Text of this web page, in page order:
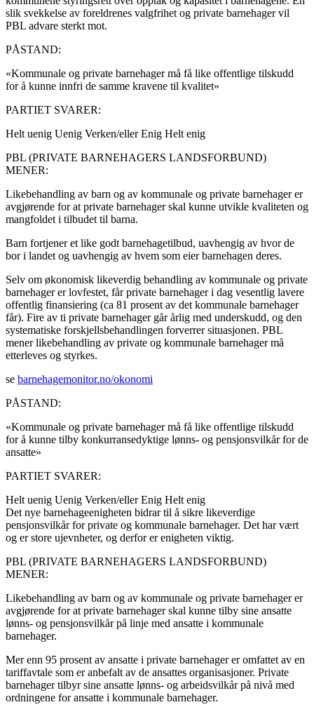
slik svekkelse av foreldrenes valgfrihet og private barnehager vil
PBL advare sterkt mot.
PÅSTAND:
«Kommunale og private barnehager må få like offentlige tilskudd
for å kunne innfri de samme kravene til kvalitet»
PARTIET SVARER:
Helt uenig Uenig Verken/ellerEnig Helt enig
PBL (PRIVATE BARNEHAGERS LANDSFORBUND)
MENER:
Likebehandling av barn og av kommunale og private barnehager er
avgjørende for at private barnehager skal kunne utvikle kvaliteten og
mangfoldet i tilbudet til barna.
Barn fortjener et like godt barnehagetilbud, uavhengig av hvor de
bor i landet og uavhengig av hvem som eier barnehagen deres.
Selv om økonomisk likeverdig behandling av kommunale og private
barnehager er lovfestet, får private barnehager i dag vesentlig lavere
offentlig finansiering (ca 81 prosent av det kommunale barnehager
får). Fire av ti private barnehager går årlig med underskudd, og den
systematiske forskjellsbehandlingen forverrer situasjonen. PBL
mener likebehandling av private og kommunale barnehager må
etterleves og styrkes.
se barnehagemonitor.no/okonomi
PÅSTAND:
«Kommunale og private barnehager må få like offentlige tilskudd
for å kunne tilby konkurransedyktige lønns- og pensjonsvilkår for de
ansatte»
PARTIET SVARER:
Helt uenig Uenig Verken/ellerEnig Helt enig
Det nye barnehageenigheten bidrar til å sikre likeverdige
pensjonsvilkår for private og kommunale barnehager. Det har vært
og er store ujevnheter, og derfor er enigheten viktig.
PBL (PRIVATE BARNEHAGERS LANDSFORBUND)
MENER:
Likebehandling av barn og av kommunale og private barnehager er
avgjørende for at private barnehager skal kunne tilby sine ansatte
lønns- og pensjonsvilkår på linje med ansatte i kommunale
barnehager.
Mer enn 95 prosent av ansatte i private barnehager er omfattet av en
tariffavtale som er anbefalt av de ansattes organisasjoner. Private
barnehager tilbyr sine ansatte lønns- og arbeidsvilkår på nivå med
ordningene for ansatte i kommunale barnehager.